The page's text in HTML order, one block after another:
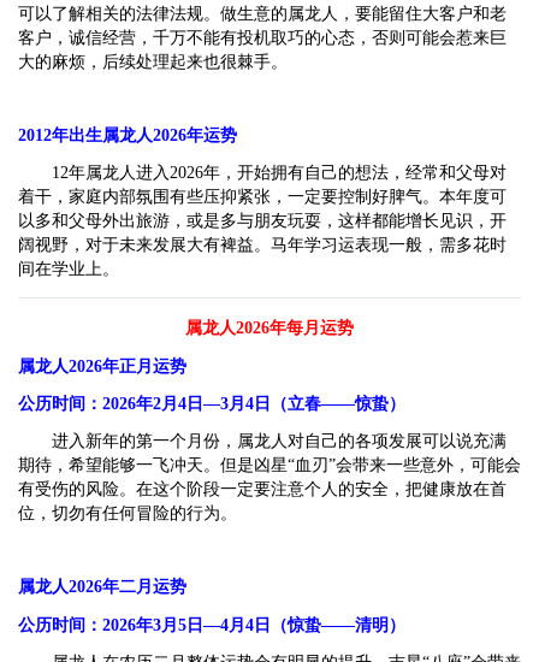
可以了解相关的法律法规。做生意的属龙人，要能留住大客户和老
客户，诚信经营，千万不能有投机取巧的心态，否则可能会惹来巨
大的麻烦，后续处理起来也很棘手。
2012年出生属龙人2026年运势
12年属龙人进入2026年，开始拥有自己的想法，经常和父母对
着干，家庭内部氛围有些压抑紧张，一定要控制好脾气。本年度可
以多和父母外出旅游，或是多与朋友玩耍，这样都能增长见识，开
阔视野，对于未来发展大有裨益。马年学习运表现一般，需多花时
间在学业上。
属龙人2026年每月运势
属龙人2026年正月运势
公历时间：2026年2月4日—3月4日（立春——惊蛰）
进入新年的第一个月份，属龙人对自己的各项发展可以说充满
期待，希望能够一飞冲天。但是凶星“血刃”会带来一些意外，可能会
有受伤的风险。在这个阶段一定要注意个人的安全，把健康放在首
位，切勿有任何冒险的行为。
属龙人2026年二月运势
公历时间：2026年3月5日—4月4日（惊蛰——清明）